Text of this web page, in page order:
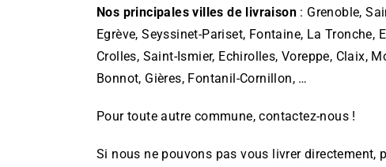
Nos principales villes de livraison: Grenoble,
Egrève, Seyssinet-Pariset, Fontaine, La Tronche,
Crolles, Saint-Ismier, Echirolles, Voreppe, Claix,
Bonnot, Gières, Fontanil-Cornillon, …
Pour toute autre commune, contactez-nous !
Si nous ne pouvons pas vous livrer directement,